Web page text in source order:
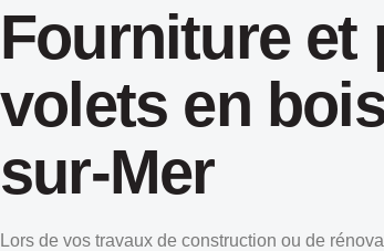
Fourniture et
volets en
sur-Mer
Lors de vos travaux de construction ou de